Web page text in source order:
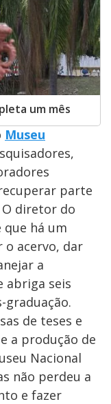
um mês
Museu
parte
diretor do
que há um
acervo, dar
a
abriga seis
de teses e
a produção de
Nacional
não perdeu a
e fazer